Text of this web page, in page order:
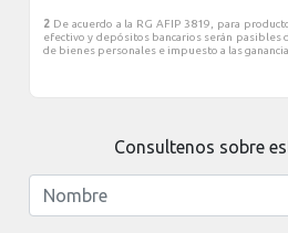
2 De acuerdo a la RG AFIP 3819, para
efectivo y depósitos bancarios serán pasibles
de bienes personales e impuesto a las
Consultenos sobre